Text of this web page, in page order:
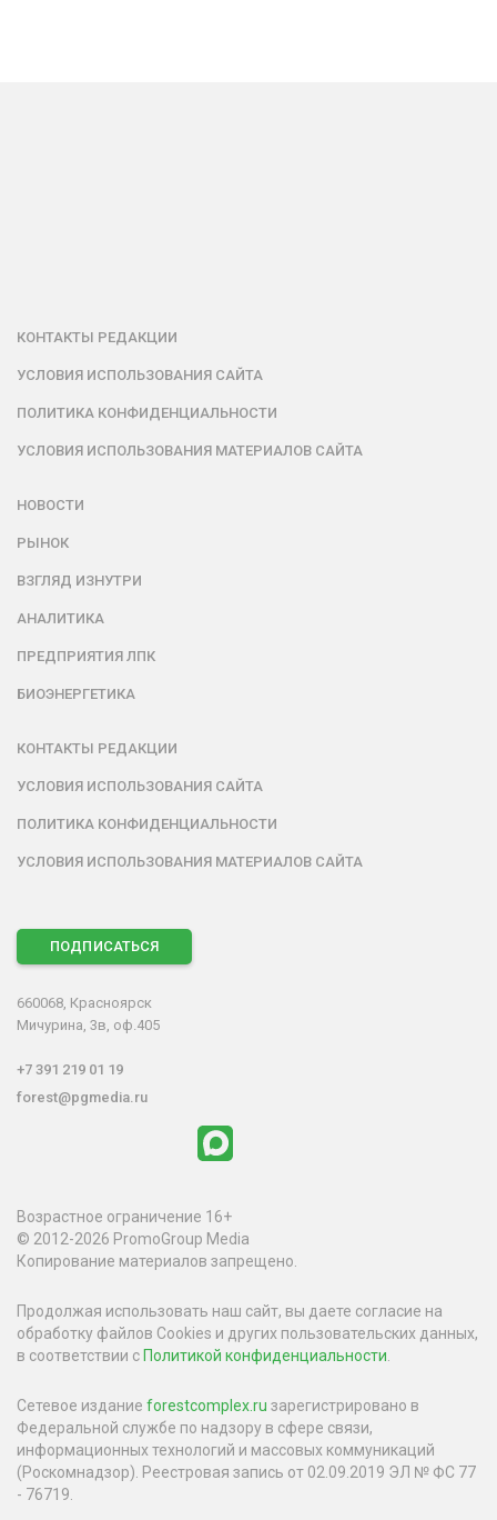
КОНТАКТЫ РЕДАКЦИИ
УСЛОВИЯ ИСПОЛЬЗОВАНИЯ САЙТА
ПОЛИТИКА КОНФИДЕНЦИАЛЬНОСТИ
УСЛОВИЯ ИСПОЛЬЗОВАНИЯ МАТЕРИАЛОВ САЙТА
НОВОСТИ
РЫНОК
ВЗГЛЯД ИЗНУТРИ
АНАЛИТИКА
ПРЕДПРИЯТИЯ ЛПК
БИОЭНЕРГЕТИКА
КОНТАКТЫ РЕДАКЦИИ
УСЛОВИЯ ИСПОЛЬЗОВАНИЯ САЙТА
ПОЛИТИКА КОНФИДЕНЦИАЛЬНОСТИ
УСЛОВИЯ ИСПОЛЬЗОВАНИЯ МАТЕРИАЛОВ САЙТА
ПОДПИСАТЬСЯ
660068, Красноярск
Мичурина, 3в, оф.405
+7 391 219 01 19
forest@pgmedia.ru
Возрастное ограничение 16+
© 2012-2026 PromoGroup Media
Копирование материалов запрещено.
Продолжая использовать наш сайт, вы даете согласие на
обработку файлов Cookies и других пользовательских данных,
в соответствии сПолитикой конфиденциальности
Сетевое издание forestcomplex.ru зарегистрировано в
Федеральной службе по надзору в сфере связи,
информационных технологий и массовых коммуникаций
(Роскомнадзор). Реестровая запись от 02.09.2019 ЭЛ № ФС 77
- 76719.